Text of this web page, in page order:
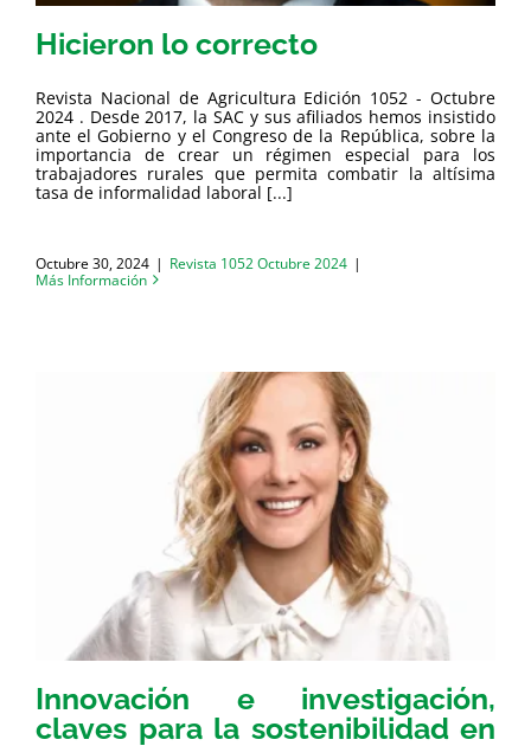
Hicieron lo correcto
Revista Nacional de Agricultura Edición 1052 - Octubre
2024 . Desde 2017, la SAC y sus afiliados hemos insistido
ante el Gobierno y el Congreso de la República, sobre la
importancia de crear un régimen especial para los
trabajadores rurales que permita combatir la altísima
tasa de informalidad laboral [...]
Octubre 30, 2024 | Revista 1052 Octubre 2024 |
Más Información
Innovación e investigación,
claves para la sostenibilidad en